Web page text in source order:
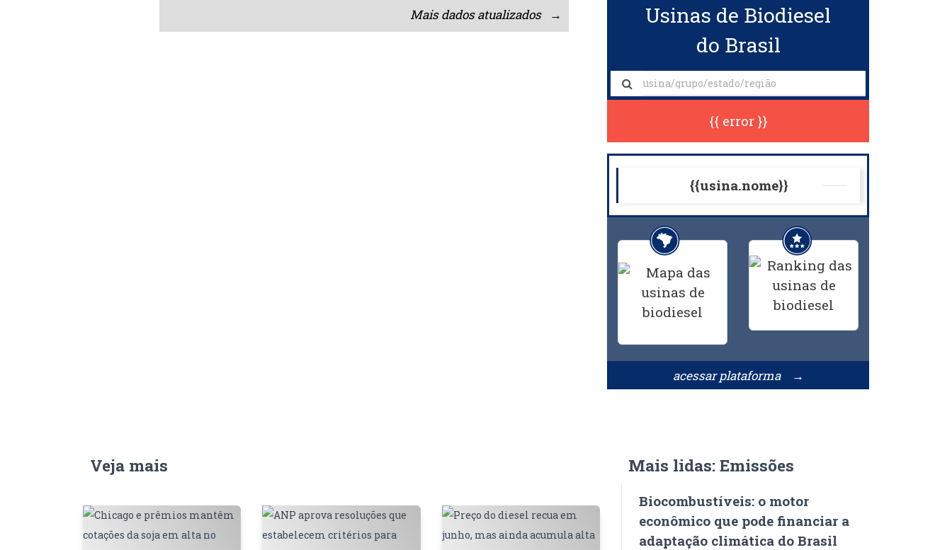
Mais dados atualizados →
Usinas de Biodiesel
do Brasil
{{ error }}
{{usina.nome}}
acessar plataforma →
Veja mais Mais lidas: Emissões
Biocombustíveis: o motor
econômico que pode financiar a
adaptação climática do Brasil